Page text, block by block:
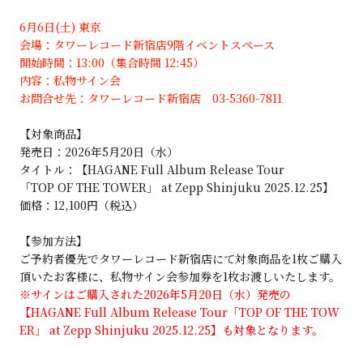
6月6日(土) 東京
会場：タワーレコード新宿店9階イベントスペース
開始時間：13:00（集合時間 12:45）
内容：私物サイン会
お問合せ先：タワーレコード新宿店 03-5360-7811
【対象商品】
発売日：2026年5月20日（水）
タイトル：【HAGANE Full Album Release Tour
「TOP OF THE TOWER」 at Zepp Shinjuku 2025.12.25】
価格：12,100円（税込）
【参加方法】
ご予約者優先でタワーレコード新宿店にて対象商品を1枚ご購入
頂いたお客様に、私物サイン会参加券を1枚お渡しいたします。
※サインはご購入された2026年5月20日（水）発売の
【HAGANE Full Album Release Tour「TOP OF THE TOW
ER」 at Zepp Shinjuku 2025.12.25】も対象となります。